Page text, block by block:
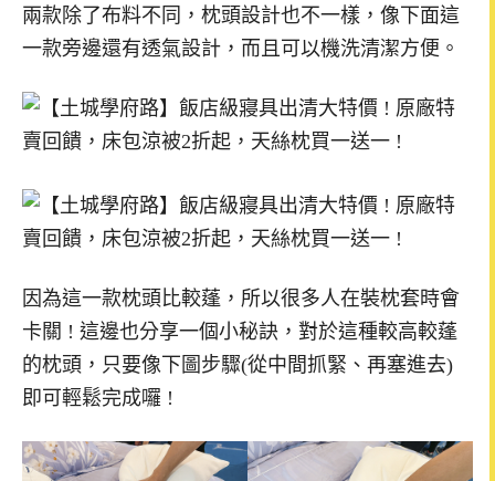
兩款除了布料不同，枕頭設計也不一樣，像下面這
一款旁邊還有透氣設計，而且可以機洗清潔方便。
因為這一款枕頭比較蓬，所以很多人在裝枕套時會
卡關 ! 這邊也分享一個小秘訣，對於這種較高較蓬
的枕頭，只要像下圖步驟(從中間抓緊、再塞進去)
即可輕鬆完成囉 !